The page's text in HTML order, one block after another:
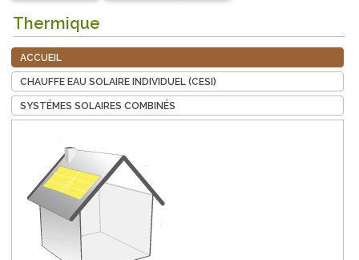
Thermique
ACCUEIL
CHAUFFE EAU SOLAIRE INDIVIDUEL (CESI)
SYSTÉMES SOLAIRES COMBINÉS